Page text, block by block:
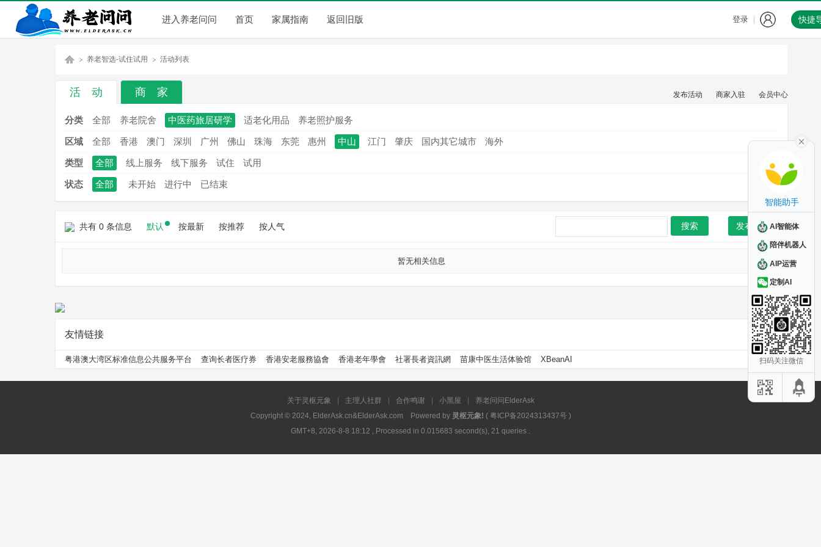
进入养老问问 首页 家属指南 返回旧版 快捷
登录
老
问
养老智选-试住试用 活动列表
活 动 商 家 发布活动 商家入驻 会员中心
分类 全部 养老院舍 中医药旅居研学 适老化用品 养老照护服务
区域 全部 香港 澳门 深圳 广州 佛山 珠海 东莞 惠州 中山 江门 肇庆 国内其它城市 海外
类型 全部 线上服务 线下服务 试住 试用
状态 全部 未开始 进行中 已结束
共有 0 条信息 默认 按最新 按推荐 按人气 搜索 发布活动
暂无相关信息
友情链接
粤港澳大湾区标准信息公共服务平台 查询长者医疗券 香港安老服務協會 香港老年學會 社署長者資訊網 苗康中医生活体验馆 XBeanAI
关于灵枢元象 主理人社群 合作鸣谢 小黑屋
养老问问ElderAsk
Copyright © 2024, ElderAsk.cn&ElderAsk.com Powered by 灵枢元象! ( 粤ICP备2024313437号)
GMT+8, 2026-8-8 18:12 , Processed in 0.015683 second(s), 21 queries .
智能助手
AI智能体
陪伴机器人
AIP运营
定制AI
扫码关注微信